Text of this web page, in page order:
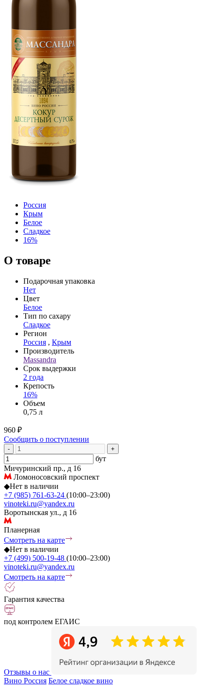
Россия
Крым
Белое
Сладкое
16%
О товаре
Подарочная упаковка
Нет
Цвет
Белое
Тип по сахару
Сладкое
Регион
Россия , Крым
Производитель
Massandra
Срок выдержки
2 года
Крепость
16%
Объем
0,75 л
960 ₽
Сообщить о поступлении
- +
бут
Мичуринский пр., д 16
Ломоносовский проспект
◆Нет в наличии
+7 (985) 761-63-24 (10:00–23:00)
vinoteki.ru@yandex.ru
Воротынская ул., д 16
Планерная
Смотреть на карте
◆Нет в наличии
+7 (499) 500-19-48 (10:00–23:00)
vinoteki.ru@yandex.ru
Смотреть на карте
Гарантия качества
под контролем ЕГАИС
Отзывы о нас
Вино Россия Белое сладкое вино